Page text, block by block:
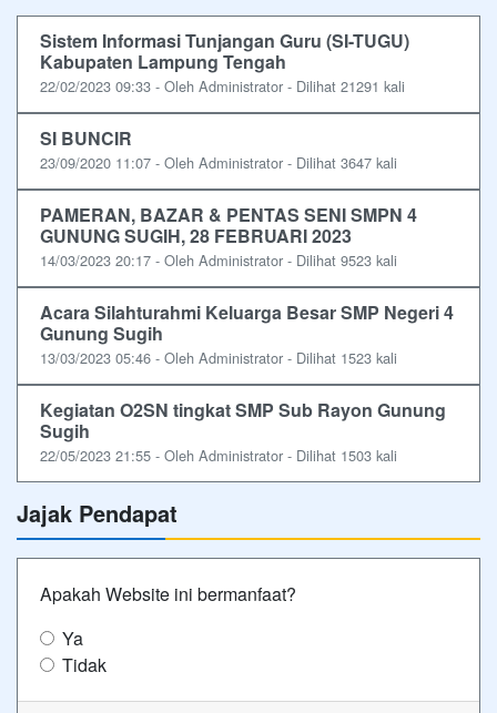
Sistem Informasi Tunjangan Guru (SI-TUGU)
Kabupaten Lampung Tengah
22/02/2023 09:33 - Oleh Administrator - Dilihat 21291 kali
SI BUNCIR
23/09/2020 11:07 - Oleh Administrator - Dilihat 3647 kali
PAMERAN, BAZAR & PENTAS SENI SMPN 4
GUNUNG SUGIH, 28 FEBRUARI 2023
14/03/2023 20:17 - Oleh Administrator - Dilihat 9523 kali
Acara Silahturahmi Keluarga Besar SMP Negeri 4
Gunung Sugih
13/03/2023 05:46 - Oleh Administrator - Dilihat 1523 kali
Kegiatan O2SN tingkat SMP Sub Rayon Gunung
Sugih
22/05/2023 21:55 - Oleh Administrator - Dilihat 1503 kali
Jajak Pendapat
Apakah Website ini bermanfaat?
Ya
Tidak